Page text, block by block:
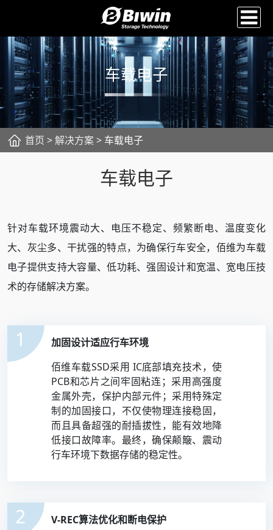
车载电子
首页 >解决方案> 车载电子
车载电子
针对车载环境震动大、电压不稳定、频繁断电、温度变化
大、灰尘多、干扰强的特点，为确保行车安全，佰维为车载
电子提供支持大容量、低功耗、强固设计和宽温、宽电压技
术的存储解决方案。
1
加固设计适应行车环境
佰维车载SSD采用 IC底部填充技术，使
PCB和芯片之间牢固粘连；采用高强度
金属外壳，保护内部元件；采用特殊定
制的加固接口，不仅使物理连接稳固，
而且具备超强的耐插拔性，能有效地降
低接口故障率。最终，确保颠簸、震动
行车环境下数据存储的稳定性。
2
V-REC算法优化和断电保护